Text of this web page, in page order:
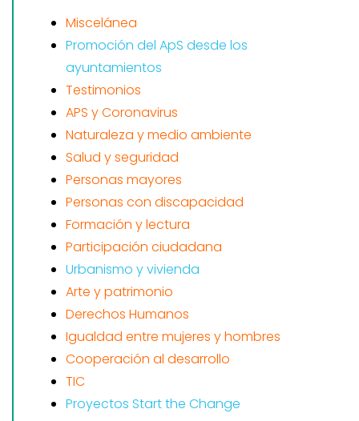
Miscelánea
Promoción del ApS desde los
ayuntamientos
Testimonios
APS y Coronavirus
Naturaleza y medio ambiente
Salud y seguridad
Personas mayores
Personas con discapacidad
Formación y lectura
Participación ciudadana
Urbanismo y vivienda
Arte y patrimonio
Derechos Humanos
Igualdad entre mujeres y hombres
Cooperación al desarrollo
TIC
Proyectos Start the Change